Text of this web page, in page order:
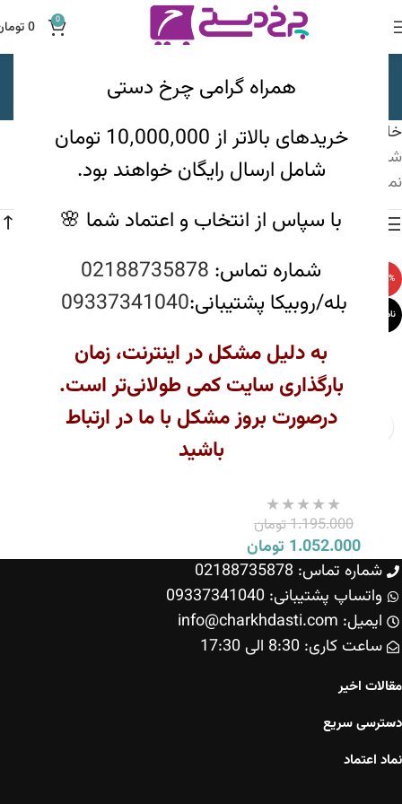
همراه گرامی چرخ دستی
خریدهای بالاتر از 10٬000٬000 تومان
شامل ارسال رایگان خواهند بود.
با سپاس از انتخاب و اعتماد شما 🌸
شماره تماس: 02188735878
بله/روبیکا پشتیبانی:09337341040
به دلیل مشکل در اینترنت، زمان
بارگذاری سایت کمی طولانی‌تر است.
درصورت بروز مشکل با ما در ارتباط
باشید
0
0
شیر جوش کلاسیک خطی
خانه ظروف پخت و پز دایکست شیرجوش دایکست
شیر جوش کلاسیک خطی
نمایش یک نتیجه
مشاهده فیلترها
-12%
ناموجود
1.195.000تومان
1.052.000 تومان
شماره تماس: 02188735878
واتساپ پشتیبانی: 09337341040
ایمیل: info@charkhdasti.com
ساعت کاری: 8:30 الی 17:30
مقالات اخیر
دسترسی سریع
نماد اعتماد